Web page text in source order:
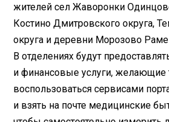
жителей сел Жаворонки
Костино Дмитровского округа,
округа и деревни Морозово
В отделениях будут
и финансовые услуги, желающие
воспользоваться сервисами
и взять на почте медицинские